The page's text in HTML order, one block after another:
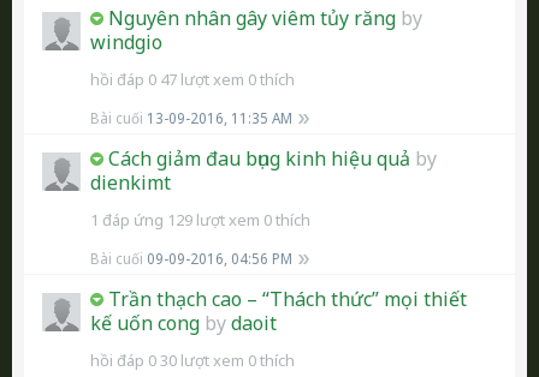
Nguyên nhân gây viêm tủy răng by
windgio
hồi đáp 0 47 lượt xem 0 thích
Bài cuối 13-09-2016, 11:35 AM
Cách giảm đau bụng kinh hiệu quả by
dienkimt
1 đáp ứng 129 lượt xem 0 thích
Bài cuối 09-09-2016, 04:56 PM
Trần thạch cao – “Thách thức” mọi thiết
kế uốn cong bydaoit
hồi đáp 030 lượt xem 0 thích